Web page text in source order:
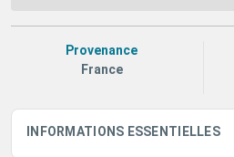
Provenance
France
INFORMATIONS ESSENTIELLES